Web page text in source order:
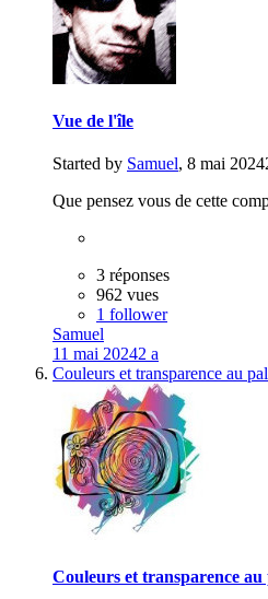
Vue de l'île
Started by Samuel, 8 mai 2024
Que pensez vous de cette
3 réponses
962 vues
1 follower
Samuel
11 mai 20242 a
Couleurs et transparence au
Couleurs et transparence